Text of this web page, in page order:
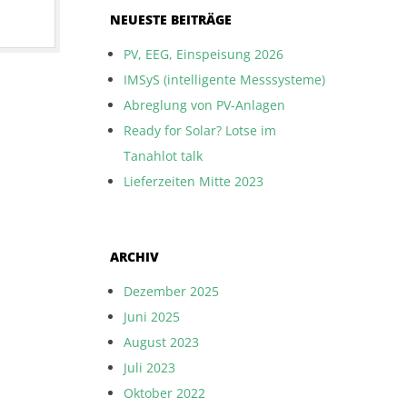
NEUESTE BEITRÄGE
PV, EEG, Einspeisung 2026
IMSyS (intelligente Messsysteme)
Abreglung von PV-Anlagen
Ready for Solar? Lotse im
Tanahlot talk
Lieferzeiten Mitte 2023
ARCHIV
Dezember 2025
Juni 2025
August 2023
Juli 2023
Oktober 2022